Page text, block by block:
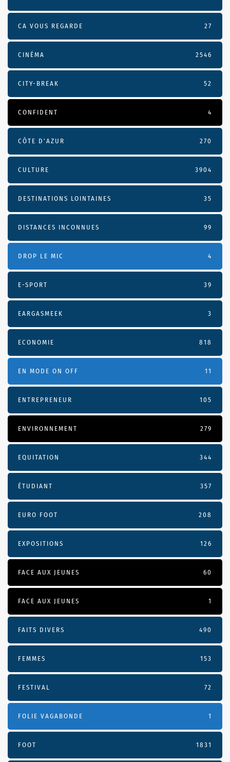
CA VOUS REGARDE 27
CINÉMA 2546
CITY-BREAK 52
CONFIDENT 4
CÔTE D’AZUR 270
CULTURE 3904
DESTINATIONS LOINTAINES 35
DISTANCES INCONNUES 99
DROP LE MIC 4
E-SPORT 39
EARGASMEEK 3
ECONOMIE 818
EN MODE ON OFF 11
ENTREPRENEUR 105
ENVIRONNEMENT 279
EQUITATION 344
ÉTUDIANT 357
EURO FOOT 208
EXPOSITIONS 126
FACE AUX JEUNES 60
FACE AUX JEUNES 1
FAITS DIVERS 490
FEMMES 153
FESTIVAL 72
FOLIE VAGABONDE 1
FOOT 1831